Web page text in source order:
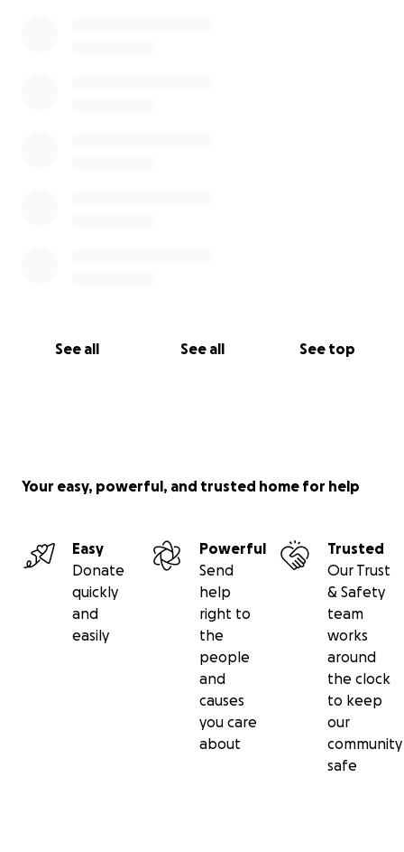
See all See all See top
Your easy, powerful, and trusted home for help
Easy
Donate
quickly
and
easily
Powerful
Send
help
right to
the
people
and
causes
you care
about
Trusted
Our Trust
& Safety
team
works
around
the clock
to keep
our
community
safe